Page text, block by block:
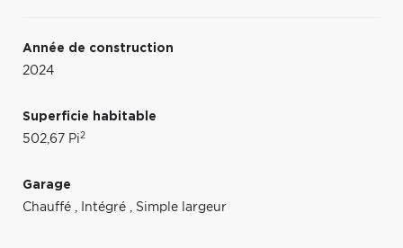
Année de construction
2024
Superficie habitable
502,67 Pi2
Garage
Chauffé , Intégré , Simple largeur